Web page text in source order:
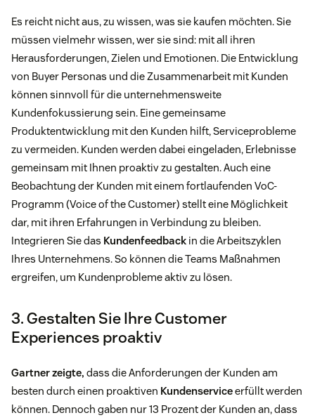
Es reicht nicht aus, zu wissen, was sie kaufen möchten. Sie
müssen vielmehr wissen, wer sie sind: mit all ihren
Herausforderungen, Zielen und Emotionen. Die Entwicklung
von Buyer Personas und die Zusammenarbeit mit Kunden
können sinnvoll für die unternehmensweite
Kundenfokussierung sein. Eine gemeinsame
Produktentwicklung mit den Kunden hilft, Serviceprobleme
zu vermeiden. Kunden werden dabei eingeladen, Erlebnisse
gemeinsam mit Ihnen proaktiv zu gestalten. Auch eine
Beobachtung der Kunden mit einem fortlaufenden VoC-
Programm (Voice of the Customer) stellt eine Möglichkeit
dar, mit ihren Erfahrungen in Verbindung zu bleiben.
Integrieren Sie das Kundenfeedback in die Arbeitszyklen
Ihres Unternehmens. So können die Teams Maßnahmen
ergreifen, um Kundenprobleme aktiv zu lösen.
3. Gestalten Sie Ihre Customer
Experiences proaktiv
Gartner zeigte, dass die Anforderungen der Kunden am
besten durch einen proaktiven Kundenserviceerfüllt werden
können. Dennoch gaben nur 13 Prozent der Kunden an, dass